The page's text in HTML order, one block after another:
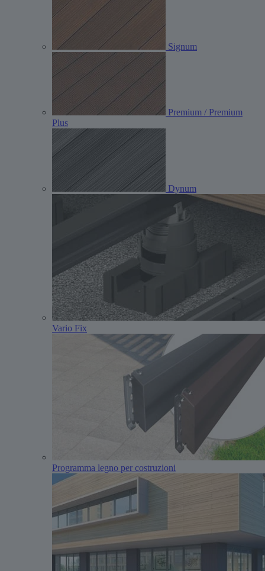
Signum
Premium / Premium
Plus
Dynum
Vario Fix
Programma legno per costruzioni